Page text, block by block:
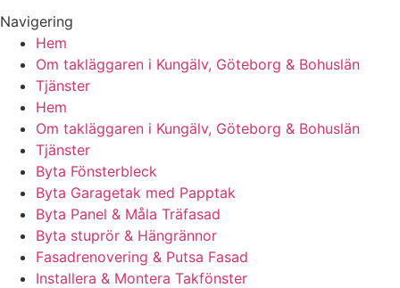
Navigering
Hem
Om takläggaren i Kungälv, Göteborg & Bohuslän
Tjänster
Hem
Om takläggaren i Kungälv, Göteborg & Bohuslän
Tjänster
Byta Fönsterbleck
Byta Garagetak med Papptak
Byta Panel & Måla Träfasad
Byta stuprör & Hängrännor
Fasadrenovering & Putsa Fasad
Installera & Montera Takfönster